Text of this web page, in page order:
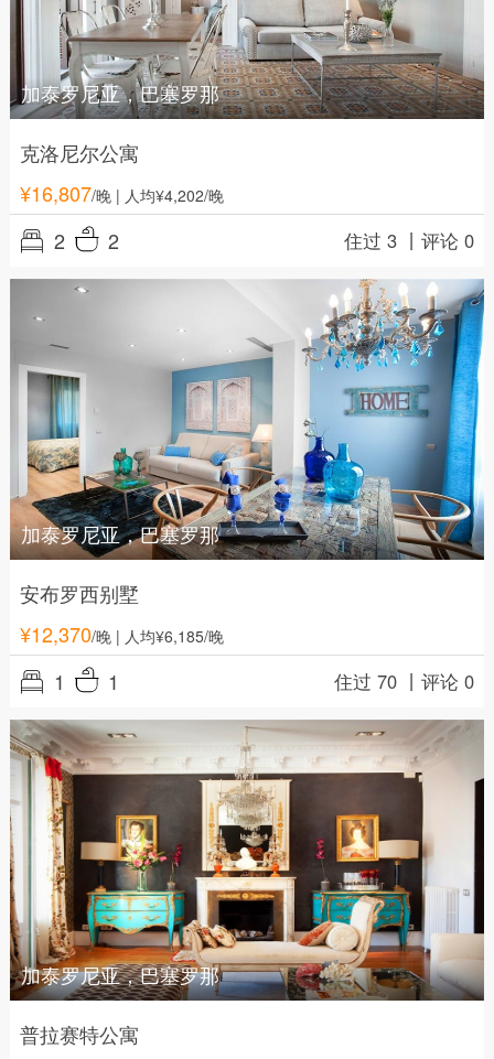
加泰罗尼亚，巴塞罗那
克洛尼尔公寓
¥16,807/晚| 人均¥4,202/晚
2 2 住过 3 丨评论 0
加泰罗尼亚，巴塞罗那
安布罗西别墅
¥12,370/晚| 人均¥6,185/晚
1 1 住过 70 丨评论 0
加泰罗尼亚，巴塞罗那
普拉赛特公寓